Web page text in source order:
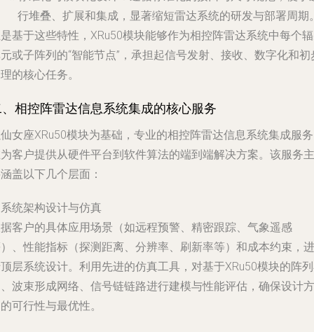
行堆叠、扩展和集成，显著缩短雷达系统的研发与部署周期
基于这些特性，XRu50模块能够作为相控阵雷达系统中每个
或子阵列的“智能节点”，承担起信号发射、接收、数字化和初
的核心任务。
相控阵雷达信息系统集成的核心服务
女座XRu50模块为基础，专业的相控阵雷达信息系统集成服
客户提供从硬件平台到软件算法的端到端解决方案。该服务主
盖以下几个层面：
统架构设计与仿真
客户的具体应用场景（如远程预警、精密跟踪、气象遥感
、性能指标（探测距离、分辨率、刷新率等）和成本约束，进
层系统设计。利用先进的仿真工具，对基于XRu50模块的阵
波束形成网络、信号链链路进行建模与性能评估，确保设计方
可行性与最优性。